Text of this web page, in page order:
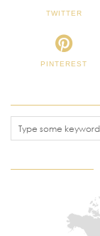
TWITTER
PINTEREST